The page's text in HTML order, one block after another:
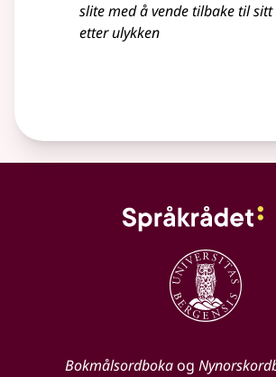
slite med å vende tilbake til
etter ulykken
Bokmålsordbokaog